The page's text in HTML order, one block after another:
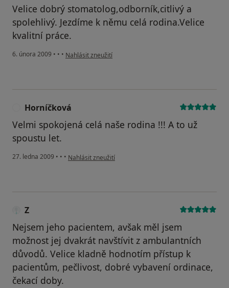
Velice dobrý stomatolog,odborník,citlivý a
spolehlivý. Jezdíme k němu celá rodina.Velice
kvalitní práce.
6. února 2009 • • • podle názoru uživatele Harastejová
Nahlásit zneužití
Horníčková
Velmi spokojená celá naše rodina !!! A to už
spoustu let.
27. ledna 2009 • • • podle názoru uživatele Horníčková
Nahlásit zneužití
Z
Nejsem jeho pacientem, avšak měl jsem
možnost jej dvakrát navštívit z ambulantních
důvodů. Velice kladně hodnotím přístup k
pacientům, pečlivost, dobré vybavení ordinace,
čekací doby.